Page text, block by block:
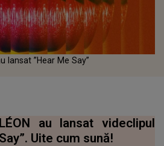
lansat ”Hear Me Say”
au lansat videclipul
Uite cum sună!